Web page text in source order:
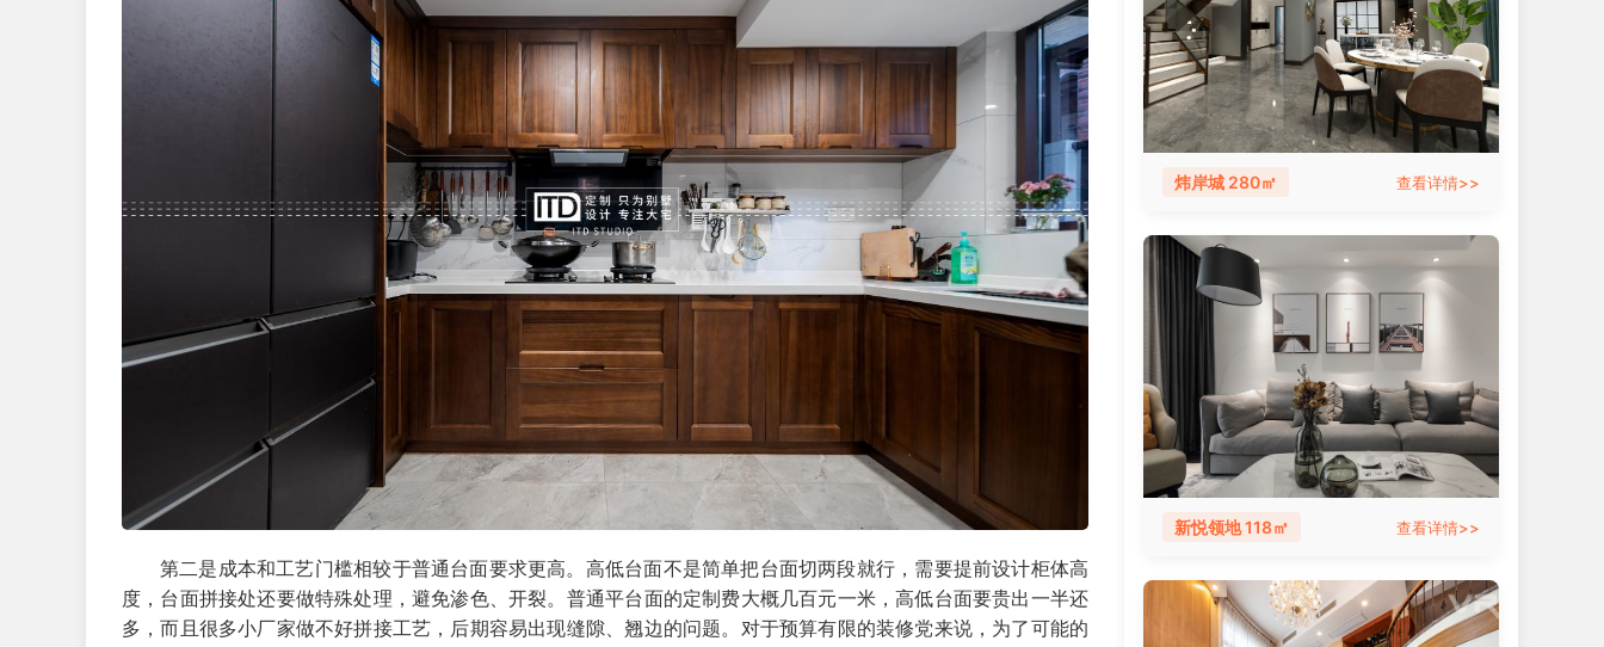
第二是成本和工艺门槛相较于普通台面要求更高。高低台面不是简单把台面切两段就行，需要提前设计柜体高
度，台面拼接处还要做特殊处理，避免渗色、开裂。普通平台面的定制费大概几百元一米，高低台面要贵出一半还
多，而且很多小厂家做不好拼接工艺，后期容易出现缝隙、翘边的问题。对于预算有限的装修党来说，为了可能的
炜岸城 280㎡ 查看详情>>
新悦领地 118㎡ 查看详情>>